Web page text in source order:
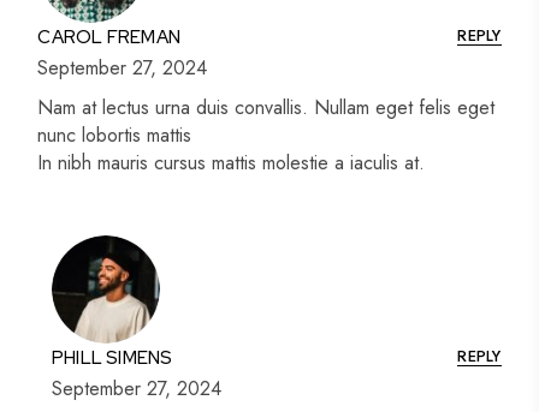
CAROL FREMAN REPLY
September 27, 2024
Nam at lectus urna duis convallis. Nullam eget felis eget
nunc lobortis mattis
In nibh mauris cursus mattis molestie a iaculis at.
PHILL SIMENS REPLY
September 27, 2024